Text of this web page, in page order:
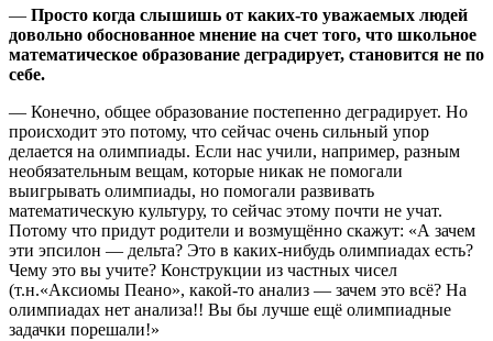
— Просто когда слышишь от каких-то уважаемых людей
довольно обоснованное мнение на счет того, что школьное
математическое образование деградирует, становится не по
себе.
— Конечно, общее образование постепенно деградирует. Но
происходит это потому, что сейчас очень сильный упор
делается на олимпиады. Если нас учили, например, разным
необязательным вещам, которые никак не помогали
выигрывать олимпиады, но помогали развивать
математическую культуру, то сейчас этому почти не учат.
Потому что придут родители и возмущённо скажут: «А зачем
эти эпсилон — дельта? Это в каких-нибудь олимпиадах есть?
Чему это вы учите? Конструкции из частных чисел
(т.н.«Аксиомы Пеано», какой-то анализ — зачем это всё? На
олимпиадах нет анализа!! Вы бы лучше ещё олимпиадные
задачки порешали!»